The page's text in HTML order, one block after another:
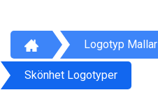
Logotyp Mallar
Skönhet Logotyper